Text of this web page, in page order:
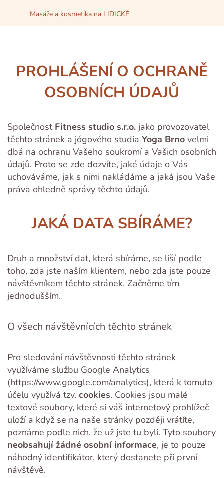
Masáže a kosmetika na LIDICKÉ
PROHLÁŠENÍ O OCHRANĚ
OSOBNÍCH ÚDAJŮ
Společnost Fitness studio s.r.o. jako provozovatel
těchto stránek a jógového studia Yoga Brno velmi
dbá na ochranu Vašeho soukromí a Vašich osobních
údajů. Proto se zde dozvíte, jaké údaje o Vás
uchováváme, jak s nimi nakládáme a jaká jsou Vaše
práva ohledně správy těchto údajů.
JAKÁ DATA SBÍRÁME?
Druh a množství dat, která sbíráme, se liší podle
toho, zda jste naším klientem, nebo zda jste pouze
návštěvníkem těchto stránek. Začněme tím
jednodušším.
O všech návštěvnících těchto stránek
Pro sledování návštěvnosti těchto stránek
využíváme službu Google Analytics
(https://www.google.com/analytics), která k tomuto
účelu využívá tzv. cookies. Cookies jsou malé
textové soubory, které si váš internetový prohlížeč
uloží a když se na naše stránky později vrátíte,
poznáme podle nich, že už jste tu byli. Tyto soubory
neobsahují žádné osobní informace, je to pouze
náhodný identifikátor, který dostanete při první
návštěvě.